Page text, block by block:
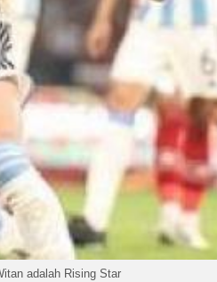
adalah Rising Star